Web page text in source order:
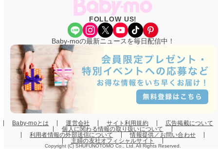
FOLLOW US!
Share Icon Instagram X YouTube TikTok Pinterest
Baby-moの最新ニュースを毎日配信中！
Baby-moとは 運営会社 サイト利用規約
広告掲載について
個人に関わる情報の取り扱いについて
利用者情報の外部送信について
情報提供／お問い合わせ
主婦の友社オフィシャルサイト
Copyright (C) SHUFUNOTOMO Co., Ltd. All Rights Reserved.